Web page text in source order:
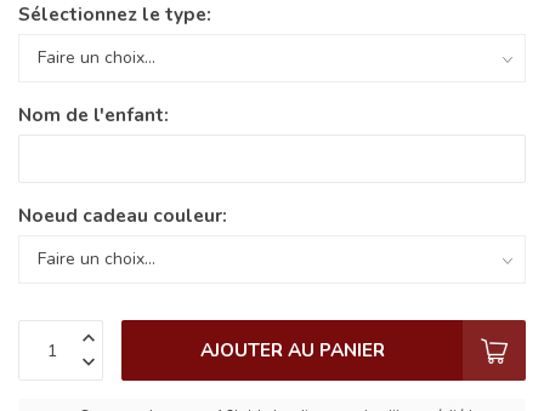
Sélectionnez le type:
Nom de l'enfant:
Noeud cadeau couleur:
AJOUTER AU PANIER